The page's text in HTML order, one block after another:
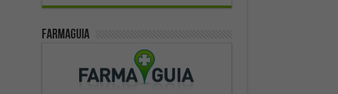
Farmaguia